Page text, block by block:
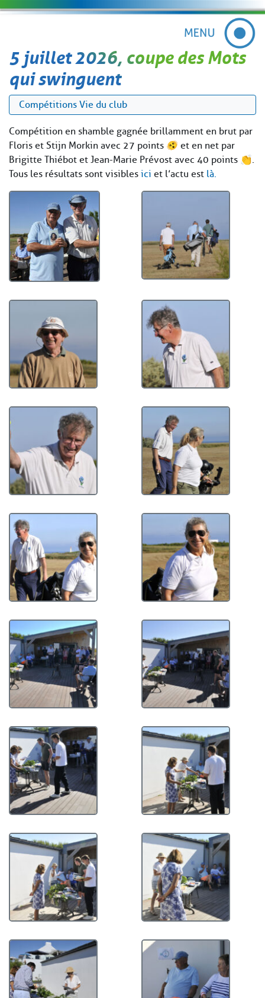
5 juillet 2026, coupe des Mots
qui swinguent
Compétitions Vie du club
Compétition en shamble gagnée brillamment en brut par
Floris et Stijn Morkin avec 27 points 🫨 et en net par
Brigitte Thiébot et Jean-Marie Prévost avec 40 points 👏.
Tous les résultats sont visibles ici et l’actu est là.